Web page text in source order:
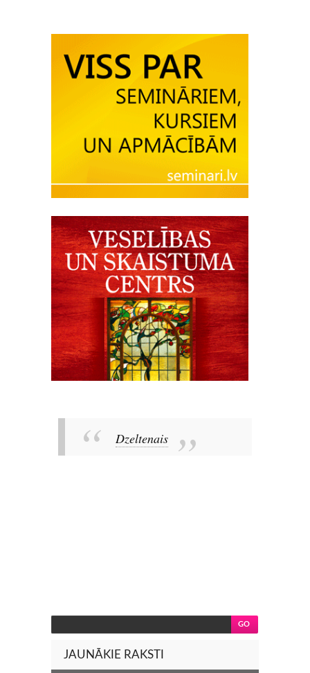
Dzeltenais
JAUNĀKIE RAKSTI